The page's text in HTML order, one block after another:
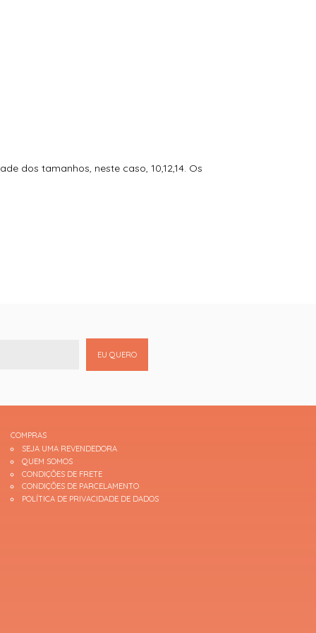
dos tamanhos, neste caso, 10,12,14. Os
EU QUERO
COMPRAS
SEJA UMA REVENDEDORA
QUEM SOMOS
CONDIÇÕES DE FRETE
CONDIÇÕES DE PARCELAMENTO
POLÍTICA DE PRIVACIDADE DE DADOS